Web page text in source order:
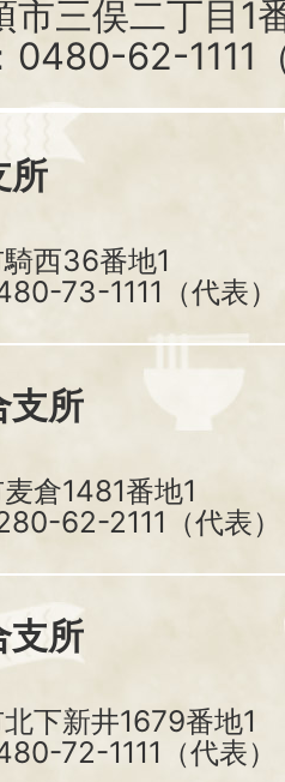
市三俣二丁目1
0480-62-1111
所
西36番地1
73-1111（代表）
支所
倉1481番地1
62-2111（代表）
支所
下新井1679番地1
72-1111（代表）